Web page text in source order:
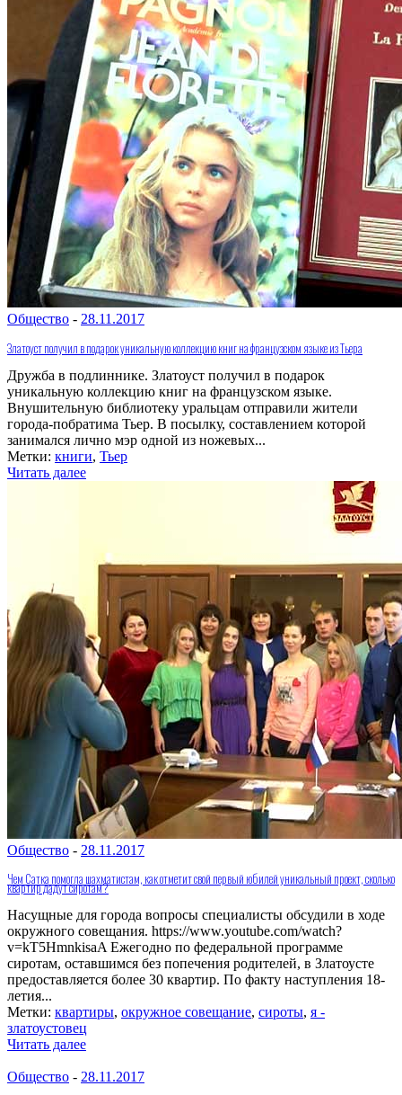
Общество - 28.11.2017
Златоуст получил в подарок уникальную коллекцию книг на французском языке из Тьера
Дружба в подлиннике. Златоуст получил в подарок
уникальную коллекцию книг на французском языке.
Внушительную библиотеку уральцам отправили жители
города-побратима Тьер. В посылку, составлением которой
занимался лично мэр одной из ножевых...
Метки: книги, Тьер
Читать далее
Общество - 28.11.2017
Чем Сатка помогла шахматистам, как отметит свой первый юбилей уникальный проект, сколько
квартир дадут сиротам?
Насущные для города вопросы специалисты обсудили в ходе
окружного совещания. https://www.youtube.com/watch?
v=kT5HmnkisaA Ежегодно по федеральной программе
сиротам, оставшимся без попечения родителей, в Златоусте
предоставляется более 30 квартир. По факту наступления 18-
летия...
Метки: квартиры, окружное совещание, сироты, я -
златоустовец
Читать далее
Общество - 28.11.2017